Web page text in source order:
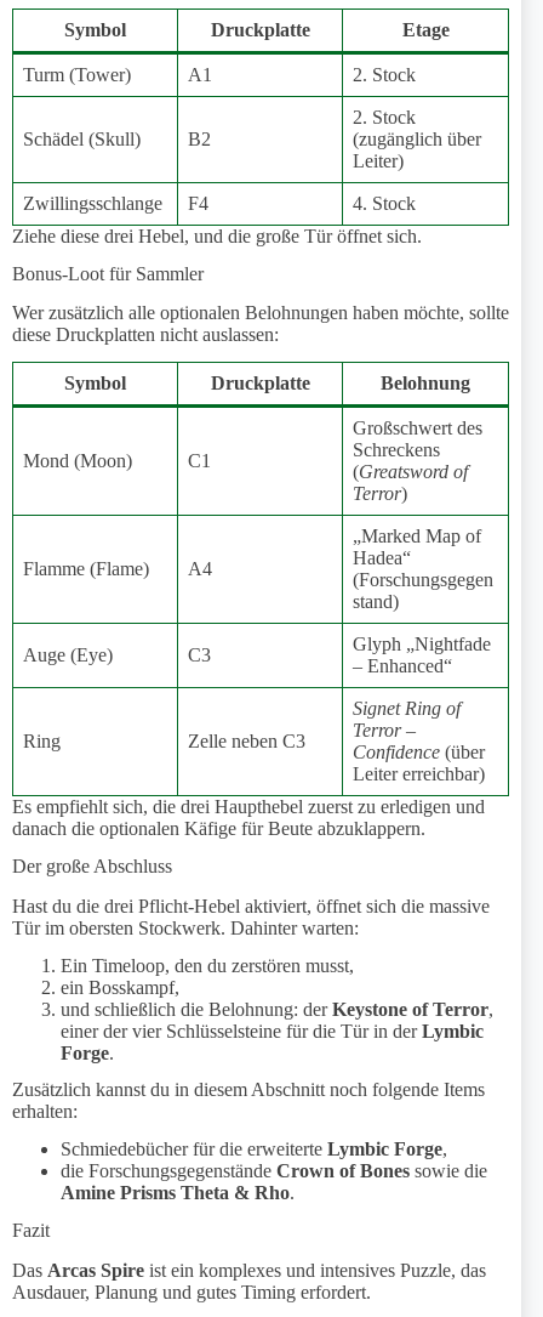
Symbol Druckplatte Etage
Turm (Tower) A1 2. Stock
Schädel (Skull) B2
2. Stock
(zugänglich über
Leiter)
Zwillingsschlange F4
4. Stock
Ziehe diese drei Hebel, und die große Tür öffnet sich.
Bonus-Loot für Sammler
Wer zusätzlich alle optionalen Belohnungen haben möchte, sollte
diese Druckplatten nicht auslassen:
Symbol Druckplatte Belohnung
Mond (Moon) C1
Großschwert des
Schreckens
(Greatsword of
Terror)
Flamme (Flame) A4
„Marked Map of
Hadea“
(Forschungsgegen
stand)
Auge (Eye) C3
Glyph „Nightfade
– Enhanced“
Ring Zelle neben C3
Signet Ring of
Terror –
Confidence (über
Leiter erreichbar)
Es empfiehlt sich, die drei Haupthebel zuerst zu erledigen und
danach die optionalen Käfige für Beute abzuklappern.
Der große Abschluss
Hast du die drei Pflicht-Hebel aktiviert, öffnet sich die massive
Tür im obersten Stockwerk. Dahinter warten:
Ein Timeloop, den du zerstören musst,
ein Bosskampf,
und schließlich die Belohnung: derKeystone of Terror,
einer der vier Schlüsselsteine für die Tür in derLymbic
Forge.
Zusätzlich kannst du in diesem Abschnitt noch folgende Items
erhalten:
Schmiedebücher für die erweiterte Lymbic Forge,
die Forschungsgegenstände Crown of Bones sowie die
Amine Prisms Theta & Rho.
Fazit
Das Arcas Spire ist ein komplexes und intensives Puzzle, das
Ausdauer, Planung und gutes Timing erfordert.